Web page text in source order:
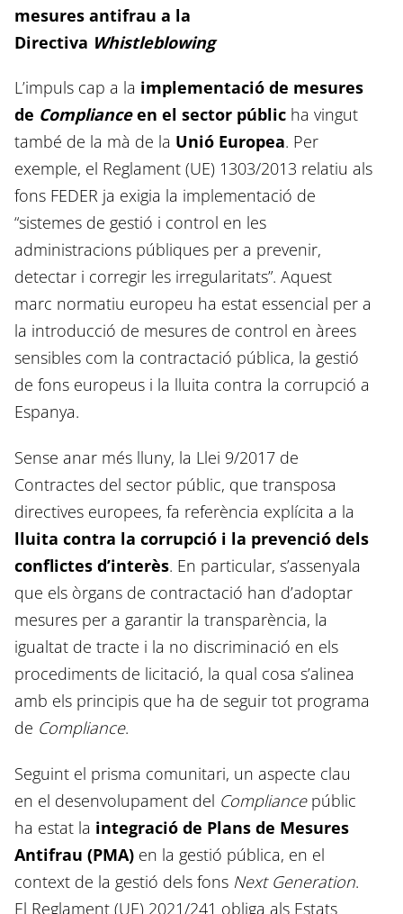
mesures antifrau a la
Directiva Whistleblowing
L’impuls cap a la implementació de mesures
de Complianceen el sector públic ha vingut
també de la mà de la Unió Europea. Per
exemple, el Reglament (UE) 1303/2013 relatiu als
fons FEDER ja exigia la implementació de
“sistemes de gestió i control en les
administracions públiques per a prevenir,
detectar i corregir les irregularitats”. Aquest
marc normatiu europeu ha estat essencial per a
la introducció de mesures de control en àrees
sensibles com la contractació pública, la gestió
de fons europeus i la lluita contra la corrupció a
Espanya.
Sense anar més lluny, la Llei 9/2017 de
Contractes del sector públic, que transposa
directives europees, fa referència explícita a la
lluita contra la corrupció i la prevenció dels
conflictes d’interès. En particular, s’assenyala
que els òrgans de contractació han d’adoptar
mesures per a garantir la transparència, la
igualtat de tracte i la no discriminació en els
procediments de licitació, la qual cosa s’alinea
amb els principis que ha de seguir tot programa
de Compliance.
Seguint el prisma comunitari, un aspecte clau
en el desenvolupament del Compliancepúblic
ha estat la integració de Plans de Mesures
Antifrau (PMA) en la gestió pública, en el
context de la gestió dels fons Next Generation.
El Reglament (UE) 2021/241 obliga als Estats